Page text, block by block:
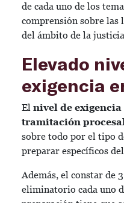
de cada uno de los
comprensión sobre las
del ámbito de la
Elevado
exigencia
El nivel de
tramitación
sobre todo por el tipo
preparar específicos
Además, el constar de
eliminatorio cada uno